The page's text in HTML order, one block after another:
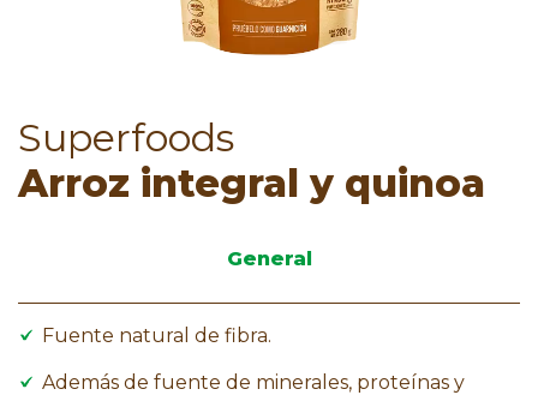
Superfoods
Arroz integral y quinoa
General
Fuente natural de fibra.
Además de fuente de minerales, proteínas y